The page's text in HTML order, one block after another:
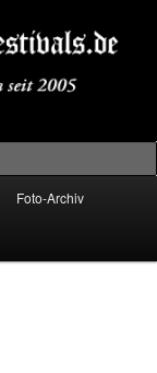
Foto-Archiv